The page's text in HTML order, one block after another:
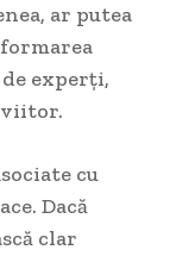
ar putea
experți,
viitor.
cu
Dacă
clar